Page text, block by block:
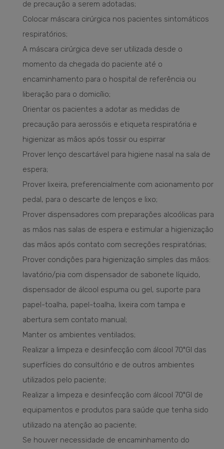
de precaução a serem adotadas;
Colocar máscara cirúrgica nos pacientes sintomáticos
respiratórios;
A máscara cirúrgica deve ser utilizada desde o
momento da chegada do paciente até o
encaminhamento para o hospital de referência ou
liberação para o domicílio;
Orientar os pacientes a adotar as medidas de
precaução para aerossóis e etiqueta respiratória e
higienizar as mãos após tossir ou espirrar
Prover lenço descartável para higiene nasal na sala de
espera;
Prover lixeira, preferencialmente com acionamento por
pedal, para o descarte de lenços e lixo;
Prover dispensadores com preparações alcoólicas para
as mãos nas salas de espera e estimular a higienização
das mãos após contato com secreções respiratórias;
Prover condições para higienização simples das mãos:
lavatório/pia com dispensador de sabonete líquido,
dispensador de álcool espuma ou gel, suporte para
papel-toalha, papel-toalha, lixeira com tampa e
abertura sem contato manual;
Manter os ambientes ventilados;
Realizar a limpeza e desinfecção com álcool 70ºGl das
superfícies do consultório e de outros ambientes
utilizados pelo paciente;
Realizar a limpeza e desinfecção com álcool 70ºGl de
equipamentos e produtos para saúde que tenha sido
utilizado na atenção ao paciente;
Se houver necessidade de encaminhamento do